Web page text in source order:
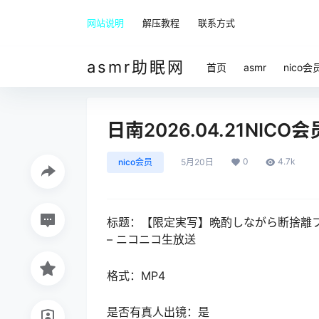
网站说明 解压教程 联系方式
asmr助眠网 首页 asmr nico会
日南2026.04.21NICO会
nico会员 5月20日 0 4.7k
标题：【限定実写】晩酌しながら断捨
– ニコニコ生放送
格式：MP4
是否有真人出镜：是